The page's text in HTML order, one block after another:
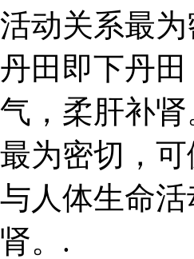
活动关系最
丹田即下丹
气，柔肝补
最为密切，
与人体生命
肾。.